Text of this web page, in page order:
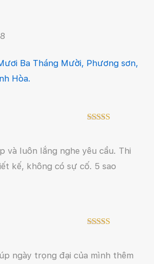
Ba Tháng Mười, Phương sơn,
Hòa.
và luôn lắng nghe yêu cầu. Thi
kế, không có sự cố. 5 sao
ngày trọng đại của mình thêm